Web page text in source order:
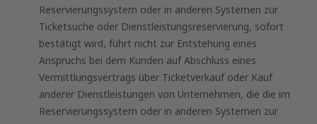
Reservierungssystem oder in anderen Systemen zur
Ticketsuche oder Dienstleistungsreservierung, sofort
bestätigt wird, führt nicht zur Entstehung eines
Anspruchs bei dem Kunden auf Abschluss eines
Vermittlungsvertrags über Ticketverkauf oder Kauf
anderer Dienstleistungen von Unternehmen, die die im
Reservierungssystem oder in anderen Systemen zur